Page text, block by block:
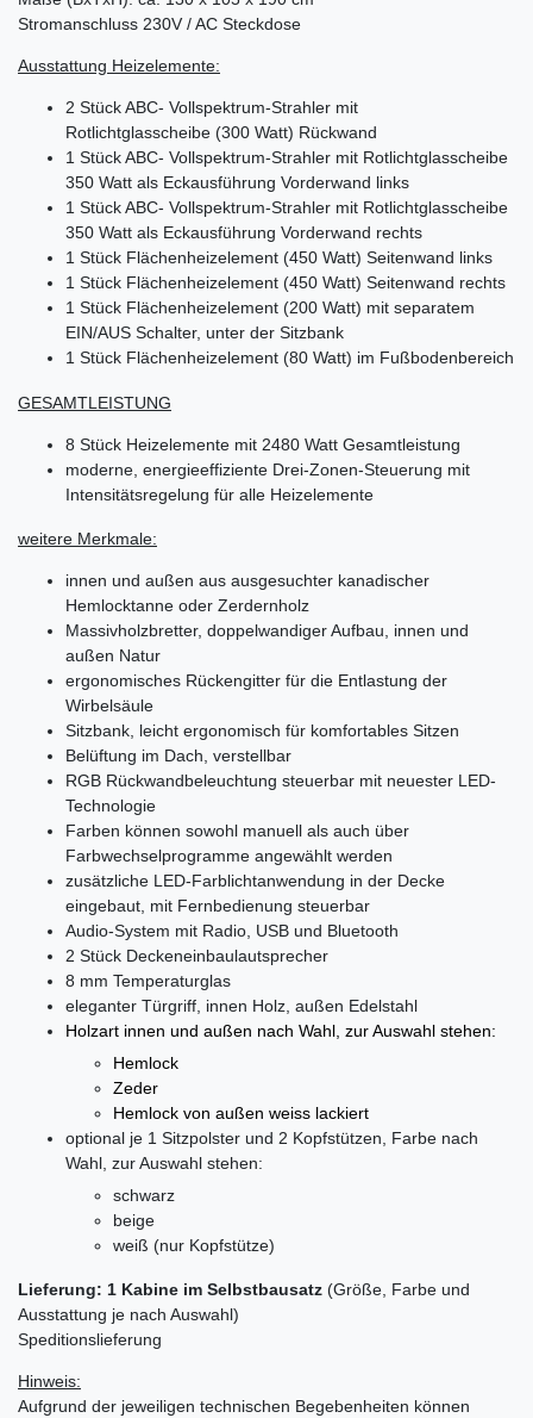
Stromanschluss 230V / AC Steckdose
Ausstattung Heizelemente:
2 Stück ABC- Vollspektrum-Strahler mit
Rotlichtglasscheibe (300 Watt) Rückwand
1 Stück ABC- Vollspektrum-Strahler mit Rotlichtglasscheibe
350 Watt als Eckausführung Vorderwand links
1 Stück ABC- Vollspektrum-Strahler mit Rotlichtglasscheibe
350 Watt als Eckausführung Vorderwand rechts
1 Stück Flächenheizelement (450 Watt) Seitenwand links
1 Stück Flächenheizelement (450 Watt) Seitenwand rechts
1 Stück Flächenheizelement (200 Watt) mit separatem
EIN/AUS Schalter, unter der Sitzbank
1 Stück Flächenheizelement (80 Watt) im Fußbodenbereich
GESAMTLEISTUNG
8 Stück Heizelemente mit 2480 Watt Gesamtleistung
moderne, energieeffiziente Drei-Zonen-Steuerung mit
Intensitätsregelung für alle Heizelemente
weitere Merkmale:
innen und außen aus ausgesuchter kanadischer
Hemlocktanne oder Zerdernholz
Massivholzbretter, doppelwandiger Aufbau, innen und
außen Natur
ergonomisches Rückengitter für die Entlastung der
Wirbelsäule
Sitzbank, leicht ergonomisch für komfortables Sitzen
Belüftung im Dach, verstellbar
RGB Rückwandbeleuchtung steuerbar mit neuester LED-
Technologie
Farben können sowohl manuell als auch über
Farbwechselprogramme angewählt werden
zusätzliche LED-Farblichtanwendung in der Decke
eingebaut, mit Fernbedienung steuerbar
Audio-System mit Radio, USB und Bluetooth
2 Stück Deckeneinbaulautsprecher
8 mm Temperaturglas
eleganter Türgriff, innen Holz, außen Edelstahl
Holzart innen und außen nach Wahl, zur Auswahl stehen:
Hemlock
Zeder
Hemlock von außen weiss lackiert
optional je 1 Sitzpolster und 2 Kopfstützen, Farbe nach
Wahl, zur Auswahl stehen:
schwarz
beige
weiß (nur Kopfstütze)
Lieferung: 1 Kabine im Selbstbausatz (Größe, Farbe und
Ausstattung je nach Auswahl)
Speditionslieferung
Hinweis:
Aufgrund der jeweiligen technischen Begebenheiten können